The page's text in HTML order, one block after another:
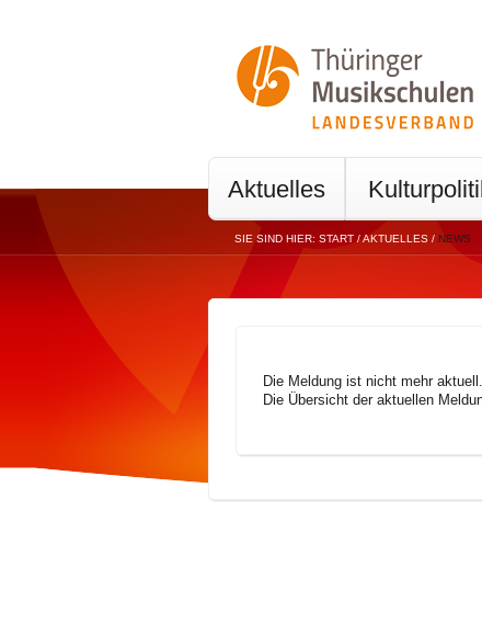
Aktuelles
SIE SIND HIER: START /AKTUELLES / NEWS
Die Meldung ist nicht mehr aktuell.
Die Übersicht der aktuellen